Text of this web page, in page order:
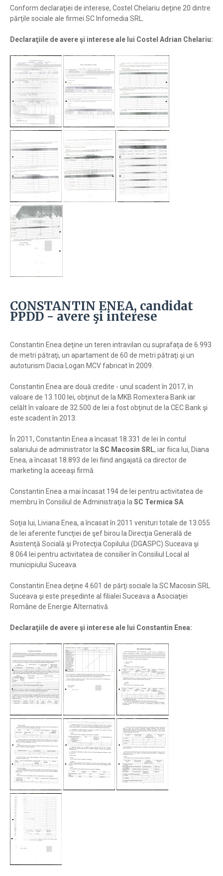
Conform declaraţiei de interese, Costel Chelariu deţine 20 dintre
părţile sociale ale firmei SC Infomedia SRL.
Declaraţiile de avere şi interese ale lui Costel Adrian Chelariu:
CONSTANTIN ENEA, candidat
PPDD - avere şi interese
Constantin Enea deţine un teren intravilan cu suprafaţa de 6.993
de metri pătraţi, un apartament de 60 de metri pătraţi şi un
autoturism Dacia Logan MCV fabricat în 2009.
Constantin Enea are două credite - unul scadent în 2017, în
valoare de 13.100 lei, obţinut de la MKB Romextera Bank iar
celălt în valoare de 32.500 de lei a fost obţinut de la CEC Bank şi
este scadent în 2013.
În 2011, Constantin Enea a încasat 18.331 de lei în contul
salariului de administrator la SC Macosin SRL, iar fiica lui, Diana
Enea, a încasat 18.893 de lei fiind angajată ca director de
marketing la aceeaşi firmă.
Constantin Enea a mai încasat 194 de lei pentru activitatea de
membru în Consiliul de Administraţia la SC Termica SA
Soţia lui, Liviana Enea, a încasat în 2011 venituri totale de 13.055
de lei aferente funcţiei de şef birou la Direcţia Generală de
Asistenţă Socială şi Protecţia Copilului (DGASPC) Suceava şi
8.064 lei pentru activitatea de consilier în Consiliul Local al
municipiului Suceava.
Constantin Enea deţine 4.601 de părţi sociale la SC Macosin SRL
Suceava şi este preşedinte al filialei Suceava a Asociaţiei
Române de Energie Alternativă.
Declaraţiile de avere şi interese ale lui Constantin Enea: